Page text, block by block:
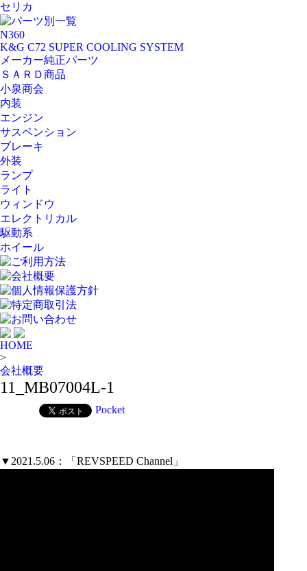
セリカ
パーツ別一覧
N360
K&G C72 SUPER COOLING SYSTEM
メーカー純正パーツ
ＳＡＲＤ商品
小泉商会
内装
エンジン
サスペンション
ブレーキ
外装
ランプ
ライト
ウィンドウ
エレクトリカル
駆動系
ホイール
ご利用方法
会社概要
個人情報保護方針
特定商取引法
お問い合わせ
HOME
>
会社概要
11_MB07004L-1
Pocket
▼2021.5.06：「REVSPEED Channel」